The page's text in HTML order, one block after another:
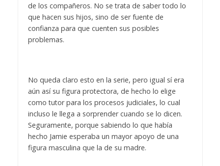
de los compañeros. No se trata de saber todo lo
que hacen sus hijos, sino de ser fuente de
confianza para que cuenten sus posibles
problemas.
No queda claro esto en la serie, pero igual sí era
aún así su figura protectora, de hecho lo elige
como tutor para los procesos judiciales, lo cual
incluso le llega a sorprender cuando se lo dicen.
Seguramente, porque sabiendo lo que había
hecho Jamie esperaba un mayor apoyo de una
figura masculina que la de su madre.